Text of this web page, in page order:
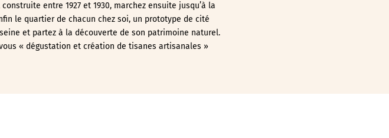
entre 1927 et 1930, marchez ensuite jusqu’à la
le quartier de chacun chez soi, un prototype de cité
et partez à la découverte de son patrimoine naturel.
« dégustation et création de tisanes artisanales »